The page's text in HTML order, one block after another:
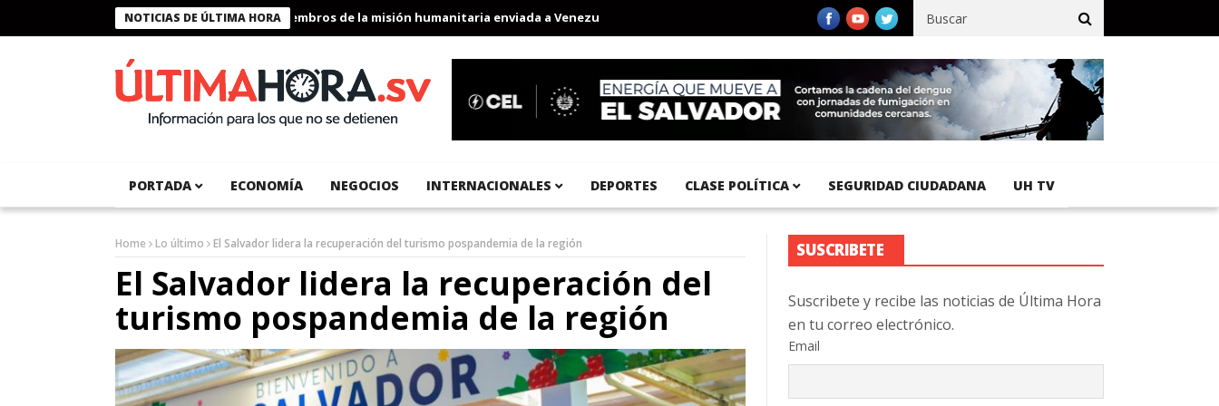
NOTICIAS DE ÚLTIMA HORA
Presidente Bukele condecora a miembros de la misión humanitaria enviada a Venezuela Aeropuerto Internacional del Pacífico registra 92 % de avance en obras de terracería
PORTADA ECONOMÍA NEGOCIOS INTERNACIONALES DEPORTES CLASE POLÍTICA SEGURIDAD CIUDADANA UH TV
Home Lo último El Salvador lidera la recuperación del turismo pospandemia de la región
El Salvador lidera la recuperación del
turismo pospandemia de la región
SUSCRIBETE
Suscribete y recibe las noticias de Última Hora
en tu correo electrónico.
Email